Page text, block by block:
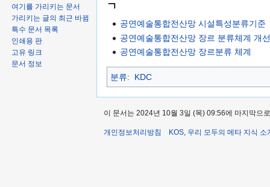
ㄱ
공연예술통합전산망 시설특성분류기준
공연예술통합전산망 장르 분류체계 개
공연예술통합전산망 장르분류 체계
분류: KDC
여기를 가리키는 문서
가리키는 글의 최근 바뀜
특수 문서 목록
인쇄용 판
고유 링크
문서 정보
이 문서는 2024년 10월 3일 (목) 09:56에 마지막으
개인정보처리방침 KOS, 우리 모두의 메타 지식 소